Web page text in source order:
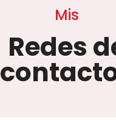
Mis
Redes